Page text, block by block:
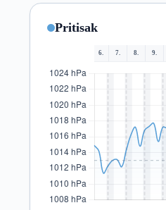
Pritisak
6. 7. 8. 9.